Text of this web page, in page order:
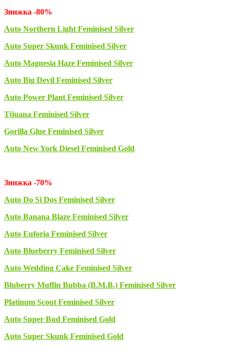
Знижка -80%
Auto Northern Light Feminised Silver
Auto Super Skunk Feminised Silver
Auto Magnesia Haze Feminised Silver
Auto Big Devil Feminised Silver
Auto Power Plant Feminised Silver
Tijuana Feminised Silver
Gorilla Glue Feminised Silver
Auto New York Diesel Feminised Gold
Знижка -70%
Auto Do Si Dos Feminised Silver
Auto Banana Blaze Feminised Silver
Auto Euforia Feminised Silver
Auto Blueberry Feminised Silver
Auto Wedding Cake Feminised Silver
Bluberry Muffin Bubba (B.М.В.) Feminised Silver
Platinum Scout Feminised Silver
Auto Super Bud Feminised Gold
Auto Super Skunk Feminised Gold